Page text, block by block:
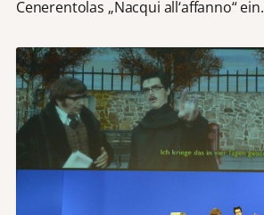
Cenerentolas „Nacqui all‘affanno“ ein.